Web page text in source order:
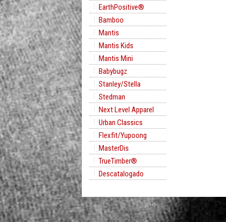
EarthPositive®
Bamboo
Mantis
Mantis Kids
Mantis Mini
Babybugz
Stanley/Stella
Stedman
Next Level Apparel
Urban Classics
Flexfit/Yupoong
MasterDis
TrueTimber®
Descatalogado